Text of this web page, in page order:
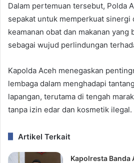
Dalam pertemuan tersebut, Polda
sepakat untuk memperkuat sinergi
keamanan obat dan makanan yang
sebagai wujud perlindungan
Kapolda Aceh menegaskan
lembaga dalam menghadapi
lapangan, terutama di tengah
tanpa izin edar dan kosmetik ilegal.
Artikel Terkait
Kapolresta Banda